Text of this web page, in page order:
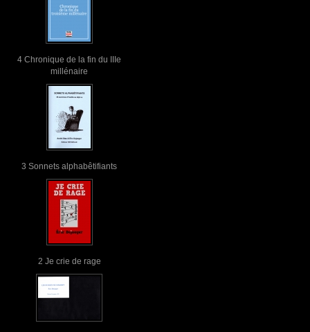
4 Chronique de la fin du IIIe
millénaire
3 Sonnets alphabêtifiants
2 Je crie de rage